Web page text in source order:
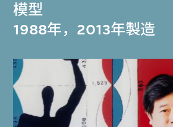
模型
1988年，2013年製造